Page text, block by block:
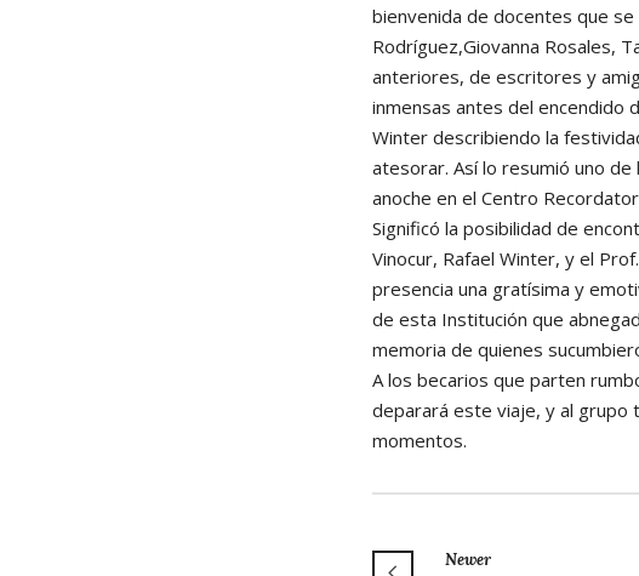
bienvenida de docentes que se
Rodríguez,Giovanna Rosales,
anteriores, de escritores y
inmensas antes del encendido
Winter describiendo la
atesorar. Así lo resumió uno de
anoche en el Centro
Significó la posibilidad de
Vinocur, Rafael Winter, y el
presencia una gratísima y
de esta Institución que
memoria de quienes
A los becarios que parten
deparará este viaje, y al grupo
momentos.
Newer